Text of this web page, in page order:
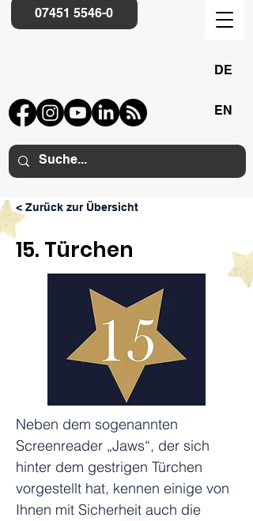
07451 5546-0
DE
EN
< Zurück zur Übersicht
15. Türchen
Neben dem sogenannten
Screenreader „Jaws“, der sich
hinter dem gestrigen Türchen
vorgestellt hat, kennen einige von
Ihnen mit Sicherheit auch die